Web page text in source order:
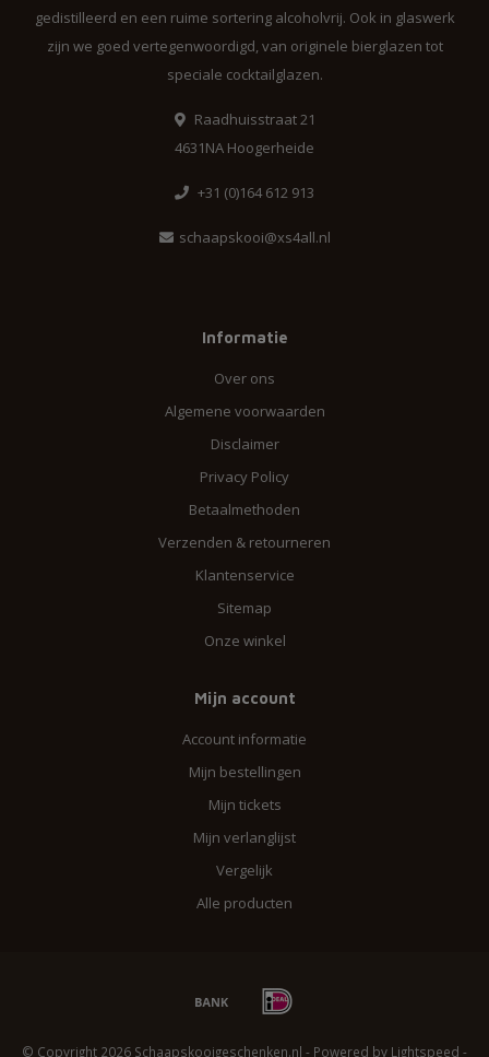
gedistilleerd en een ruime sortering alcoholvrij. Ook in glaswerk
zijn we goed vertegenwoordigd, van originele bierglazen tot
speciale cocktailglazen.
Raadhuisstraat 21
4631NA Hoogerheide
+31 (0)164 612 913
schaapskooi@xs4all.nl
Informatie
Over ons
Algemene voorwaarden
Disclaimer
Privacy Policy
Betaalmethoden
Verzenden & retourneren
Klantenservice
Sitemap
Onze winkel
Mijn account
Account informatie
Mijn bestellingen
Mijn tickets
Mijn verlanglijst
Vergelijk
Alle producten
© Copyright 2026 Schaapskooigeschenken.nl - Powered by Lightspeed -